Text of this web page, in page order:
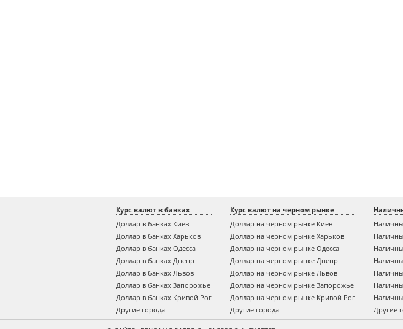
Курс валют в банках
Доллар в банках Киев
Доллар в банках Харьков
Доллар в банках Одесса
Доллар в банках Днепр
Доллар в банках Львов
Доллар в банках Запорожье
Доллар в банках Кривой Рог
Другие города
Курс валют на черном рынке
Доллар на черном рынке Киев
Доллар на черном рынке Харьков
Доллар на черном рынке Одесса
Доллар на черном рынке Днепр
Доллар на черном рынке Львов
Доллар на черном рынке Запорожье
Доллар на черном рынке Кривой Рог
Другие города
Другие